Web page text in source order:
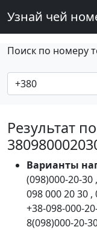
Узнай чей
Поиск по номеру
Результат
Варианты
(098)000-20-30 ,
098 000 20 30 ,
+38-098-000-
8(098)000-20-